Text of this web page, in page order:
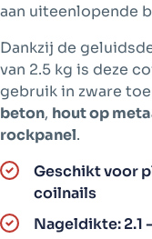
aan uiteenlopende
Dankzij de
van 2.5 kg is deze
gebruik in zware
beton, hout op
rockpanel.
Geschikt voor
coilnails
Nageldikte: 2.1